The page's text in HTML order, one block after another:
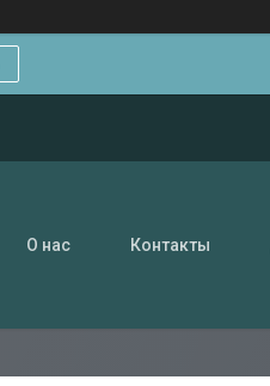
О нас Контакты